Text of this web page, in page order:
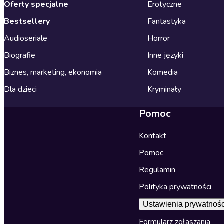
Oferty specjalne
Bestsellery
Audioseriale
Biografie
Biznes, marketing, ekonomia
Dla dzieci
Erotyczne
Fantastyka
Horror
Inne języki
Komedia
Kryminały
Pomoc
Kontakt
Pomoc
Regulamin
Polityka prywatności
Ustawienia